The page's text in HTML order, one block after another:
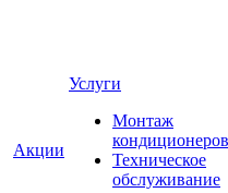
Акции
Услуги
Монтаж
кондиционеров
Техническое
обслуживание